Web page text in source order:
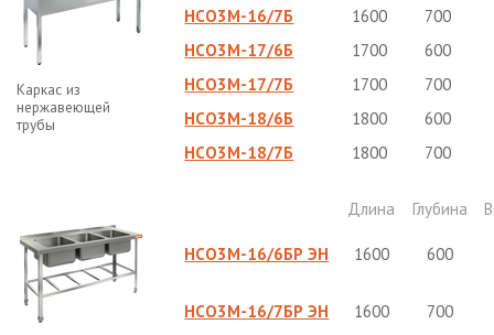
Каркас из
нержавеющей
трубы
НСО3М-16/7Б
1600
700
НСО3М-17/6Б
1700
600
НСО3М-17/7Б
1700
700
НСО3М-18/6Б
1800
600
НСО3М-18/7Б
1800 700
Длина Глубина
НСО3М-16/6БР ЭН 1600 600
НСО3М-16/7БР ЭН 1600 700